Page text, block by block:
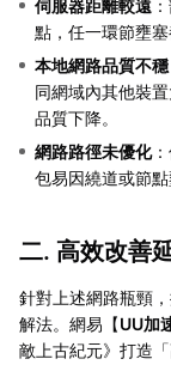
伺服器距離較遠
點，任一環節壅塞
本地網路品質不穩
同網域內其他裝
品質下降。
網路路徑未優化
包易因繞道或節點
二. 高效改善
針對上述網路瓶頸
解法。網易【UU加
敵上古紀元》打造